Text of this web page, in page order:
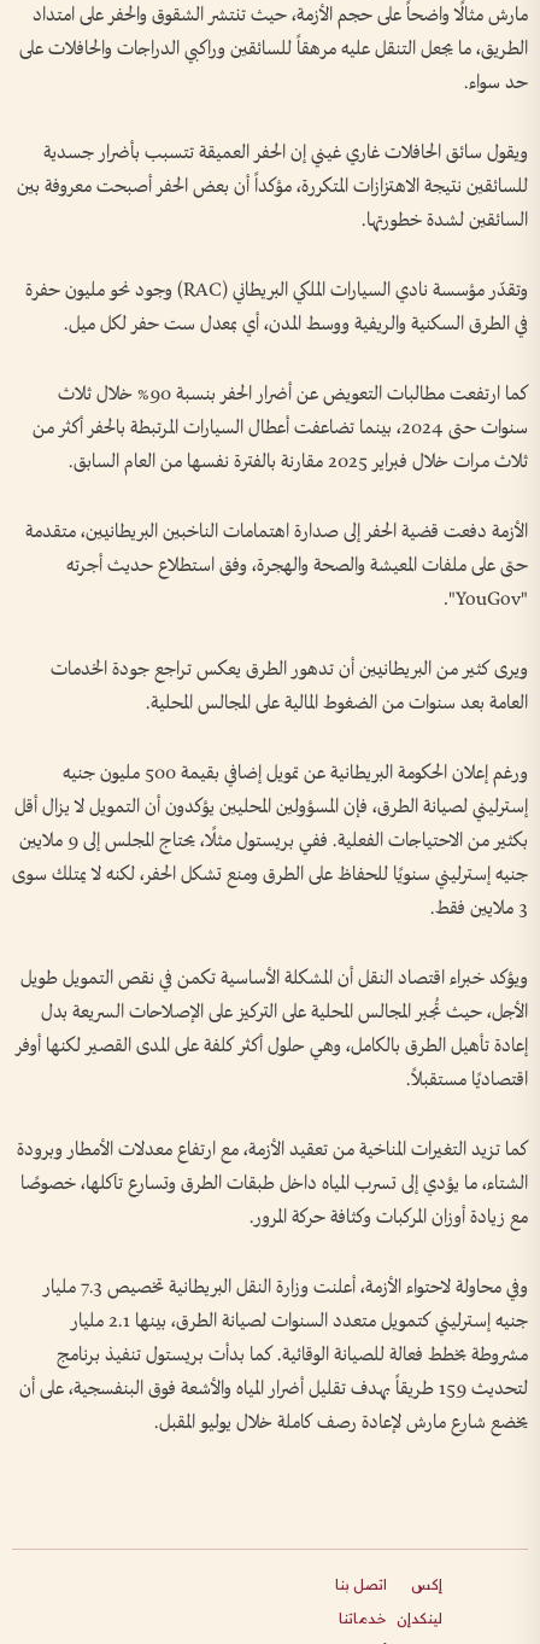
مارش مثالًا واضحاً على حجم الأزمة، حيث تنتشر الشقوق والحفر على امتداد
الطريق، ما يجعل التنقل عليه مرهقاً للسائقين وراكبي الدراجات والحافلات على
حد سواء.
ويقول سائق الحافلات غاري غيني إن الحفر العميقة تتسبب بأضرار جسدية
للسائقين نتيجة الاهتزازات المتكررة، مؤكداً أن بعض الحفر أصبحت معروفة بين
السائقين لشدة خطورتها.
وتقدّر مؤسسة نادي السيارات الملكي البريطاني (RAC) وجود نحو مليون حفرة
في الطرق السكنية والريفية ووسط المدن، أي بمعدل ست حفر لكل ميل.
كما ارتفعت مطالبات التعويض عن أضرار الحفر بنسبة 90% خلال ثلاث
سنوات حتى 2024، بينما تضاعفت أعطال السيارات المرتبطة بالحفر أكثر من
ثلاث مرات خلال فبراير 2025 مقارنة بالفترة نفسها من العام السابق.
الأزمة دفعت قضية الحفر إلى صدارة اهتمامات الناخبين البريطانيين، متقدمة
حتى على ملفات المعيشة والصحة والهجرة، وفق استطلاع حديث أجرته
"YouGov".
ويرى كثير من البريطانيين أن تدهور الطرق يعكس تراجع جودة الخدمات
العامة بعد سنوات من الضغوط المالية على المجالس المحلية.
ورغم إعلان الحكومة البريطانية عن تمويل إضافي بقيمة 500 مليون جنيه
إسترليني لصيانة الطرق، فإن المسؤولين المحليين يؤكدون أن التمويل لا يزال أقل
بكثير من الاحتياجات الفعلية. ففي بريستول مثلًا، يحتاج المجلس إلى 9 ملايين
جنيه إسترليني سنويًا للحفاظ على الطرق ومنع تشكل الحفر، لكنه لا يمتلك سوى
3 ملايين فقط.
ويؤكد خبراء اقتصاد النقل أن المشكلة الأساسية تكمن في نقص التمويل طويل
الأجل، حيث تُجبر المجالس المحلية على التركيز على الإصلاحات السريعة بدل
إعادة تأهيل الطرق بالكامل، وهي حلول أكثر كلفة على المدى القصير لكنها أوفر
اقتصاديًا مستقبلاً.
كما تزيد التغيرات المناخية من تعقيد الأزمة، مع ارتفاع معدلات الأمطار وبرودة
الشتاء، ما يؤدي إلى تسرب المياه داخل طبقات الطرق وتسارع تآكلها، خصوصًا
مع زيادة أوزان المركبات وكثافة حركة المرور.
وفي محاولة لاحتواء الأزمة، أعلنت وزارة النقل البريطانية تخصيص 7.3 مليار
جنيه إسترليني كتمويل متعدد السنوات لصيانة الطرق، بينها 2.1 مليار
مشروطة بخطط فعالة للصيانة الوقائية. كما بدأت بريستول تنفيذ برنامج
لتحديث 159 طريقاً بهدف تقليل أضرار المياه والأشعة فوق البنفسجية، على أن
يخضع شارع مارش لإعادة رصف كاملة خلال يوليو المقبل.
إكس
لينكدإن
اتصل بنا
خدماتنا